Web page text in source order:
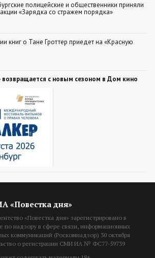
полицейские и общественники приняли
«Зарядка со стражем порядка»
книг о Тане Гроттер приедет на «Красную
возвращается с новым сезоном в Дом кино
«Повестка дня»
«Повестка дня» зарегистрировано в
по надзору в сфере связи, информационных
коммуникаций (Роскомнадзор) 30 октября
о регистрации СМИ ИА № ФС77-59739